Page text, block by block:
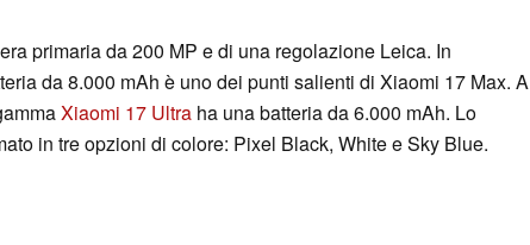
primaria da 200 MP e di una regolazione Leica. In
da 8.000 mAh è uno dei punti salienti di Xiaomi 17 Max. A
Xiaomi 17 Ultra ha una batteria da 6.000 mAh. Lo
in tre opzioni di colore: Pixel Black, White e Sky Blue.